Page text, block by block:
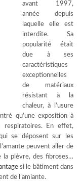
avant 1997,
année depuis
laquelle elle est
interdite. Sa
popularité était
due à ses
caractéristiques
exceptionnelles
de matériaux
résistant à la
chaleur, à l’usure
qu’une exposition à
respiratoires. En effet,
se déposent sur les
peuvent aller de
la plèvre, des fibroses…
si le bâtiment dans
de l’amiante.